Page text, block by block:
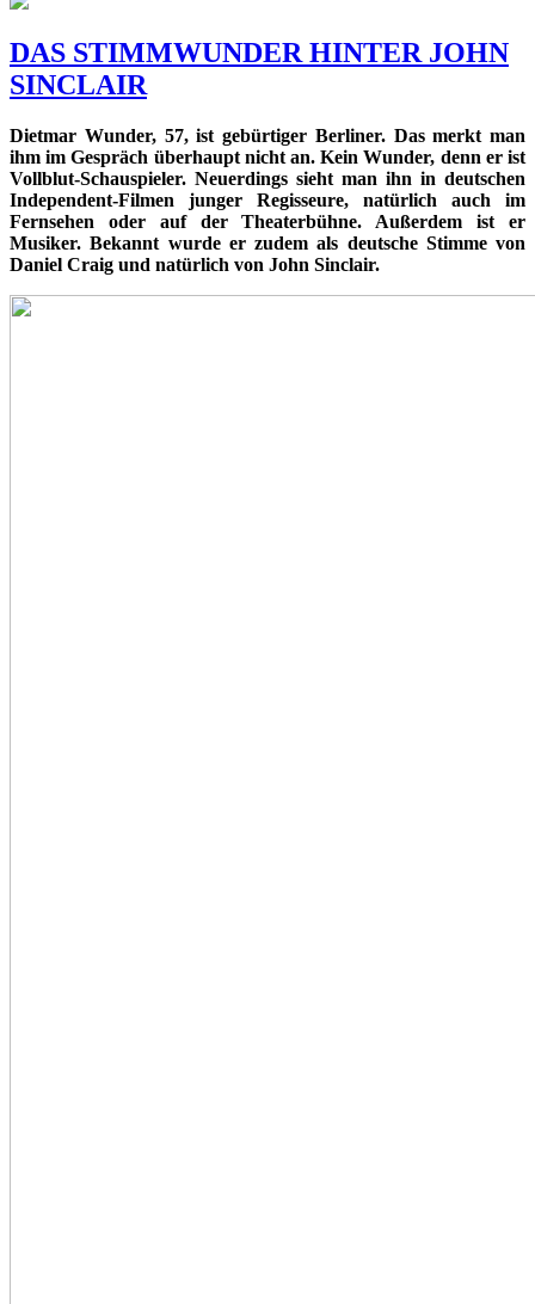
DAS STIMMWUNDER HINTER JOHN
SINCLAIR
Dietmar Wunder, 57, ist gebürtiger Berliner. Das merkt man
ihm im Gespräch überhaupt nicht an. Kein Wunder, denn er ist
Vollblut-Schauspieler. Neuerdings sieht man ihn in deutschen
Independent-Filmen junger Regisseure, natürlich auch im
Fernsehen oder auf der Theaterbühne. Außerdem ist er
Musiker. Bekannt wurde er zudem als deutsche Stimme von
Daniel Craig und natürlich von John Sinclair.